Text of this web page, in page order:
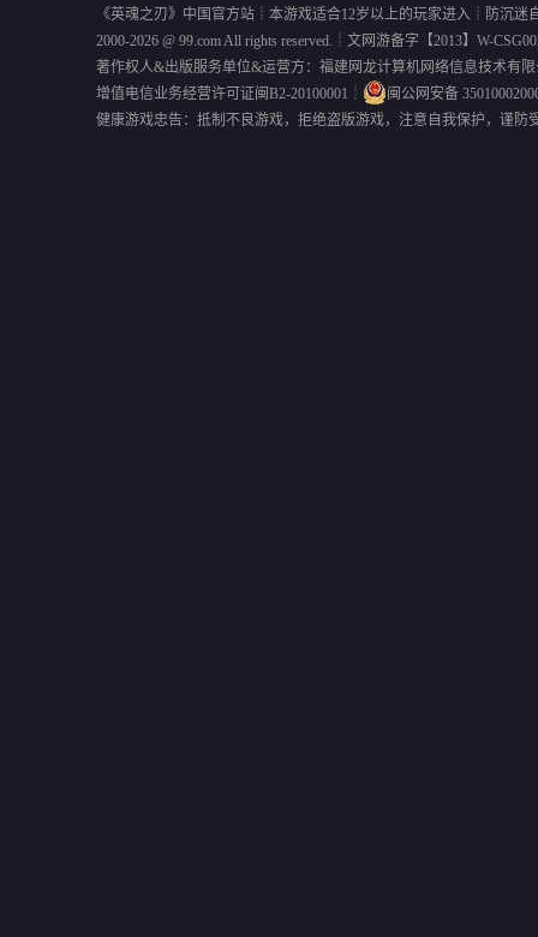
《英魂之刃》中国官方站┊本游戏适合12岁以上的玩家进入┊ 防沉迷
2000-2026 @ 99.comAll rights reserved.┊ 文网游备字【2013】W-
著作权人&出版服务单位&运营方：福建网龙计算机网络信息技术有
增值电信业务经营许可证闽B2-20100001 ┊
闽公网安备
健康游戏忠告：抵制不良游戏，拒绝盗版游戏，注意自我保护，谨